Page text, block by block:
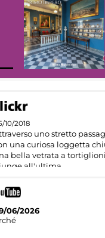
10/2018
uno stretto
una curiosa loggetta
bella vetrata a
all'ultima
06/2026